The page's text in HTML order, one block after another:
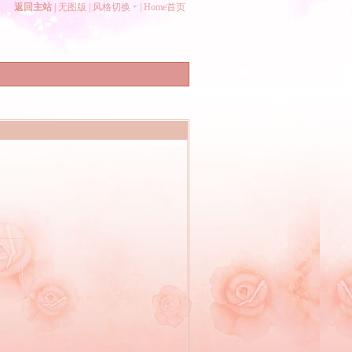
返回主站 无图版 风格切换 Home首页